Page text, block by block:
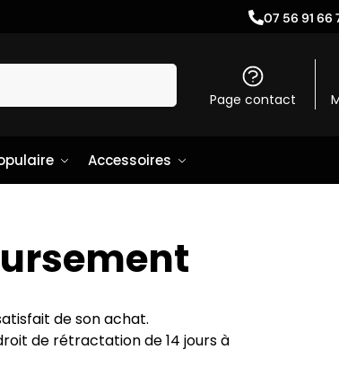
07 56 91 66
Page contact
Accessoires
de son achat.
de rétractation de 14 jours à